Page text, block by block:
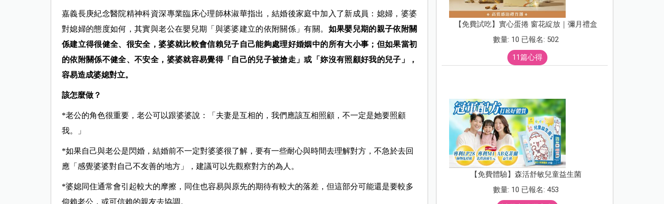
嘉義長庚紀念醫院精神科資深專業臨床心理師林淑華指出，結婚後家庭中加入了新成員：媳婦，婆婆
對媳婦的態度如何，其實與老公在嬰兒期「與婆婆建立的依附關係」有關。 如果嬰兒期的親子依附關
係建立得很健全、很安全，婆婆就比較會信賴兒子自己能夠處理好婚姻中的所有大小事；但如果當初
的依附關係不健全、不安全，婆婆就容易覺得「自己的兒子被搶走」或「妳沒有照顧好我的兒子」，
容易造成婆媳對立。
該怎麼做？
*老公的角色很重要，老公可以跟婆婆說：「夫妻是互相的，我們應該互相照顧，不一定是她要照顧
我。」
*如果自己與老公是閃婚，結婚前不一定對婆婆很了解，要有一些耐心與時間去理解對方，不急於去回
應「感覺婆婆對自己不友善的地方」，建議可以先觀察對方的為人。
*婆媳同住通常會引起較大的摩擦，同住也容易與原先的期待有較大的落差，但這部分可能還是要較多
仰賴老公，或可信賴的親友去協調。
【免費試吃】實心蛋捲 窗花綻放｜彌月禮盒
數量: 10 已報名: 502
11篇心得
【免費體驗】森活舒敏兒童益生菌
數量: 10 已報名: 453